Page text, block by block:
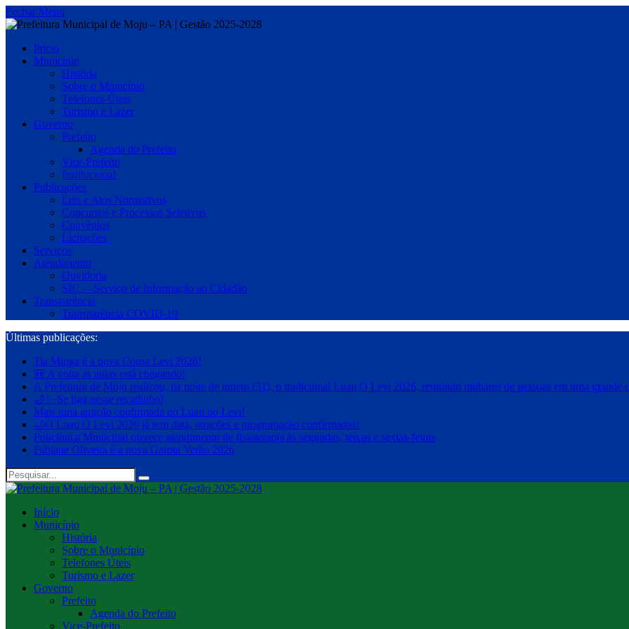
Fechar Menu
Início
Município
História
Sobre o Município
Telefones Úteis
Turismo e Lazer
Governo
Prefeito
Agenda do Prefeito
Vice-Prefeito
Institucional
Publicações
Leis e Atos Normativos
Concursos e Processos Seletivos
Convênios
Licitações
Serviços
Atendimento
Ouvidoria
SIC —Serviço de Informação ao Cidadão
Transparência
Transparência COVID-19
Últimas publicações:
Tia Minga é a nova Coroa Levi 2026!
🎒 A volta às aulas está chegando!
A Prefeitura de Moju realizou, na noite de ontem (31), o tradicional Luau O Levi 2026, reunindo milhares de pessoas em uma
🌙✨ Se liga nesse recadinho!
Mais uma atração confirmada no Luau no Levi!
🌙O Luau O Levi 2026 já tem data, atrações e programação confirmadas!
Policlínica Municipal oferece atendimento de fisioterapia às segundas, terças e sextas-feiras
Fabiane Oliveira é a nova Garota Verão 2026
Início
Município
História
Sobre o Município
Telefones Úteis
Turismo e Lazer
Governo
Prefeito
Agenda do Prefeito
Vice-Prefeito